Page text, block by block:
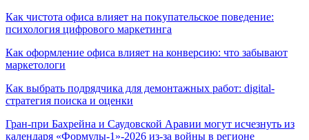
Как чистота офиса влияет на покупательское поведение:
психология цифрового маркетинга
Как оформление офиса влияет на конверсию: что забывают
маркетологи
Как выбрать подрядчика для демонтажных работ: digital-
стратегия поиска и оценки
Гран-при Бахрейна и Саудовской Аравии могут исчезнуть из
календаря «Формулы-1»-2026 из-за войны в регионе